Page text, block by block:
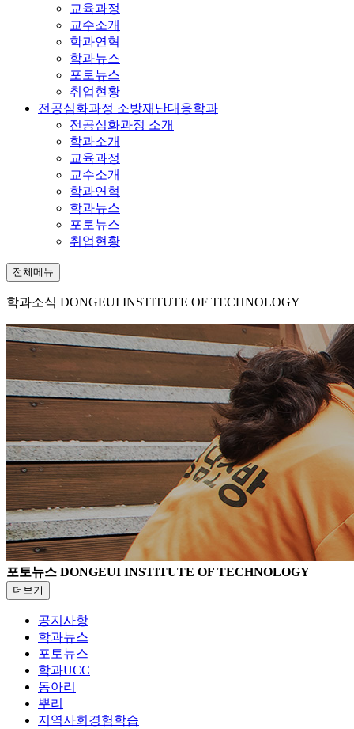
교육과정
교수소개
학과연혁
학과뉴스
포토뉴스
취업현황
전공심화과정 소방재난대응학과
전공심화과정 소개
학과소개
교육과정
교수소개
학과연혁
학과뉴스
포토뉴스
취업현황
전체메뉴
학과소식 DONGEUI INSTITUTE OF TECHNOLOGY
포토뉴스 DONGEUI INSTITUTE OF TECHNOLOGY
더보기
공지사항
학과뉴스
포토뉴스
학과UCC
동아리
뿌리
지역사회경험학습